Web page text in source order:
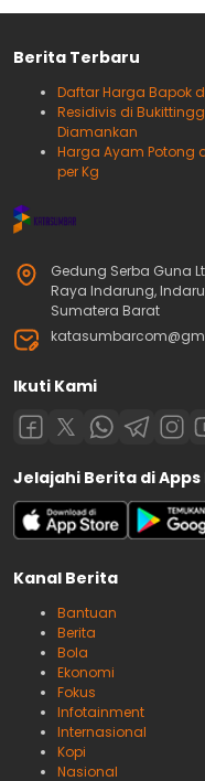
Berita Terbaru
Daftar Harga Bapok
Residivis di
Diamankan
Harga Ayam Potong
per Kg
Gedung Serba Guna
Raya Indarung,
Sumatera Barat
Ikuti Kami
Jelajahi Berita di Apps
Kanal Berita
Bantuan
Berita
Bola
Ekonomi
Fokus
Infotainment
Internasional
Kopi
Nasional